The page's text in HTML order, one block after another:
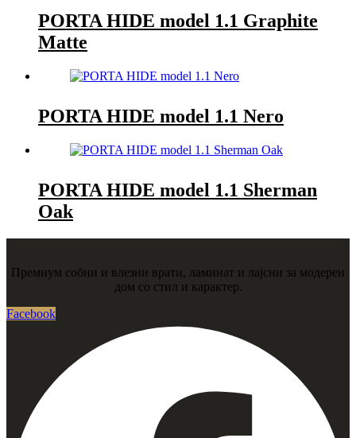
PORTA HIDE model 1.1 Graphite
Matte
PORTA HIDE model 1.1 Nero
PORTA HIDE model 1.1 Sherman
Oak
Премиум собни и влезни врати, ламинат и лајсни за модерен
дом со стил и карактер.
Facebook